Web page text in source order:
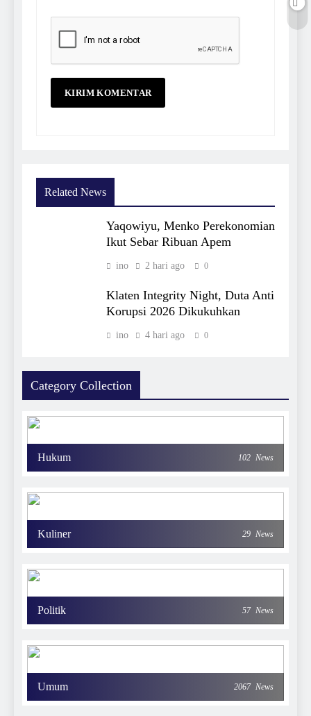
Related News
Yaqowiyu, Menko Perekonomian
Ikut Sebar Ribuan Apem
ino 2 hari ago 0
Klaten Integrity Night, Duta Anti
Korupsi 2026 Dikukuhkan
ino 4 hari ago 0
Category Collection
Hukum 102 News
Kuliner 29 News
Politik 57 News
Umum 2067 News